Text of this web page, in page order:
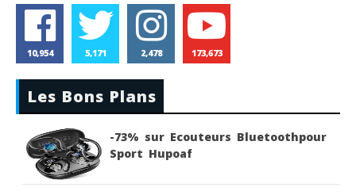
10,954 5,171 2,478 173,673
Les Bons Plans
-73% sur Ecouteurs Bluetoothpour
Sport Hupoaf